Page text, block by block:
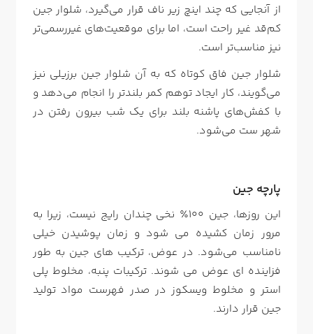
از آنجایی که چند اینچ زیر ناف قرار می‌گیرد، شلوار جین
کم‌قد غیر راحت است، اما برای موقعیت‌های غیررسمی‌تر
نیز مناسب‌تر است.
شلوار جین فاق کوتاه که به آن شلوار جین برزیلی نیز
می‌گویند، کار ایجاد توهم کمر بلندتر را انجام می‌دهد و
با کفش‌های پاشنه بلند برای یک شب بیرون رفتن در
شهر ست می‌شود.
پارچه جین
این روزها، جین 100٪ نخی چندان رایج نیست، زیرا به
مرور زمان کشیده می شود و زمان پوشیدن خیلی
نامناسب می‌شود. در عوض، ترکیب های جین به طور
فزاینده ای عوض می شوند. ترکیبات پنبه، مخلوط پلی
استر و مخلوط ویسکوز در صدر فهرست مواد تولید
جین قرار دارند.